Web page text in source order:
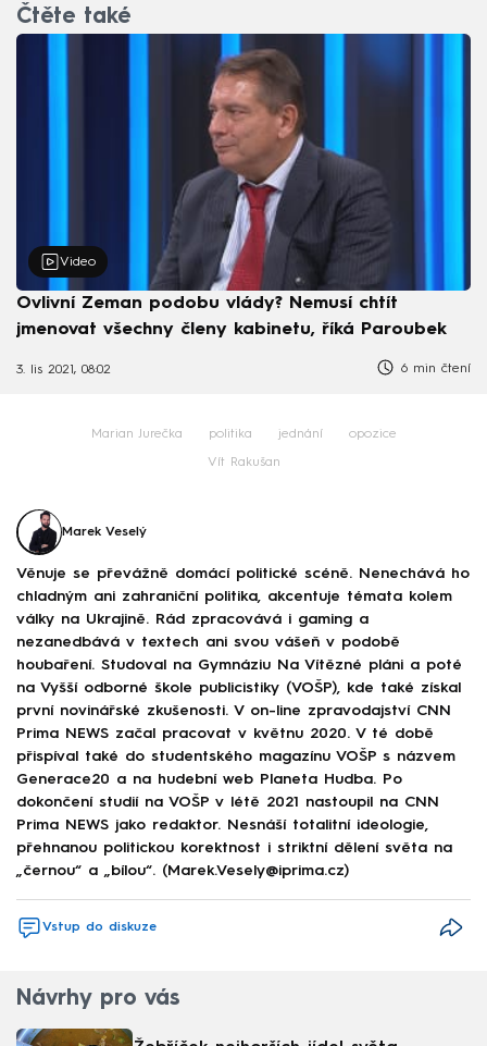
Čtěte také
Video
Ovlivní Zeman podobu vlády? Nemusí chtít
jmenovat všechny členy kabinetu, říká Paroubek
3. lis 2021, 08:02 6 min čtení
Marian Jurečka politika jednání opozice
Vít Rakušan
Marek Veselý
Věnuje se převážně domácí politické scéně. Nenechává ho
chladným ani zahraniční politika, akcentuje témata kolem
války na Ukrajině. Rád zpracovává i gaming a
nezanedbává v textech ani svou vášeň v podobě
houbaření. Studoval na Gymnáziu Na Vítězné pláni a poté
na Vyšší odborné škole publicistiky (VOŠP), kde také získal
první novinářské zkušenosti. V on-line zpravodajství CNN
Prima NEWS začal pracovat v květnu 2020. V té době
přispíval také do studentského magazínu VOŠP s názvem
Generace20 a na hudební web Planeta Hudba. Po
dokončení studií na VOŠP v létě 2021 nastoupil na CNN
Prima NEWS jako redaktor. Nesnáší totalitní ideologie,
přehnanou politickou korektnost i striktní dělení světa na
„černou“ a „bílou“. (Marek.Vesely@iprima.cz)
Vstup do diskuze
Návrhy pro vás